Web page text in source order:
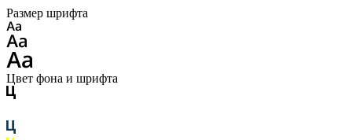
Размер шрифта
Цвет фона и шрифта